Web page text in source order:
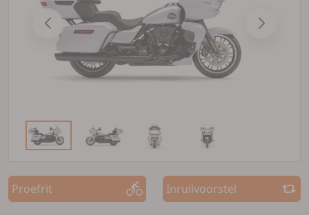
Proefrit Inruilvoorstel